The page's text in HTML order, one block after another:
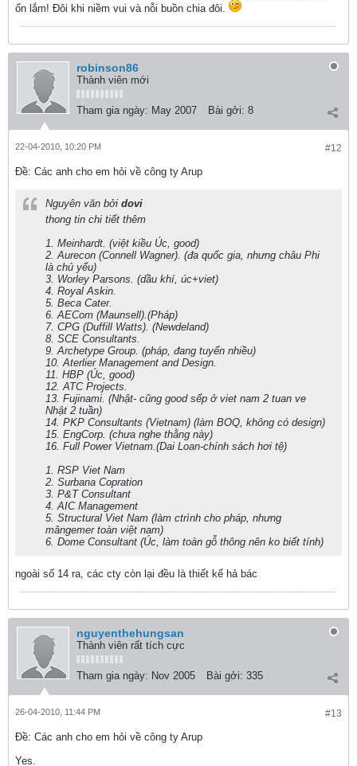
ổn lắm! Đôi khi niềm vui và nỗi buồn chia đôi.
robinson86
Thành viên mới
Tham gia ngày: May 2007 Bài gởi: 8
#12
22-04-2010, 10:20 PM
Ðề: Các anh cho em hỏi về công ty Arup
Nguyên văn bởi dovi
thong tin chi tiết thêm
1. Meinhardt. (việt kiều Úc, good)
2. Aurecon (Connell Wagner). (đa quốc gia, nhưng châu Phi
là chủ yếu)
3. Worley Parsons. (dầu khí, úc+viet)
4. Royal Askin.
5. Beca Cater.
6. AECom (Maunsell).(Pháp)
7. CPG (Duffill Watts). (Newdeland)
8. SCE Consultants.
9. Archetype Group. (pháp, đang tuyển nhiều)
10. Aterlier Management and Design.
11. HBP (Úc, good)
12. ATC Projects.
13. Fujinami. (Nhật- cũng good sếp ở viet nam 2 tuan ve
Nhật 2 tuần)
14. PKP Consultants (Vietnam) (làm BOQ, không có design)
15. EngCorp. (chưa nghe thằng này)
16. Full Power Vietnam.(Dai Loan-chính sách hơi tệ)
1. RSP Viet Nam
2. Surbana Copration
3. P&T Consultant
4. AIC Management
5. Structural Viet Nam (làm ctrình cho pháp, nhưng
mângemer toàn việt nam)
6. Dome Consultant (Úc, làm toàn gỗ thông nên ko biết tính)
ngoài số 14 ra, các cty còn lại đều là thiết kế hả bác
nguyenthehungsan
Thành viên rất tích cực
Tham gia ngày: Nov 2005 Bài gởi: 335
#13
26-04-2010, 11:44 PM
Ðề: Các anh cho em hỏi về công ty Arup
Yes.